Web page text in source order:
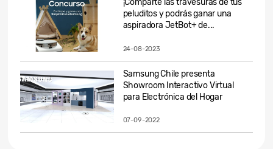
¡Comparte las travesuras de tus
peluditos y podrás ganar una
aspiradora JetBot+ de...
24-08-2023
Samsung Chile presenta
Showroom Interactivo Virtual
para Electrónica del Hogar
07-09-2022